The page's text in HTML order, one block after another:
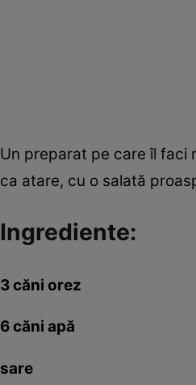
Un preparat pe care îl faci
ca atare, cu o salată
Ingrediente:
3 căni orez
6 căni apă
sare